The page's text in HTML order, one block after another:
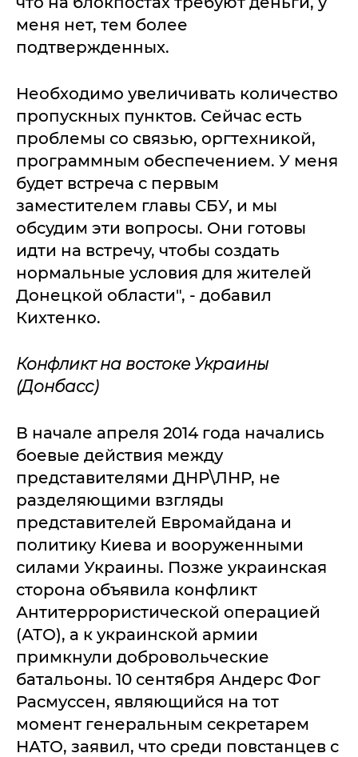
меня нет, тем более
подтвержденных.
Необходимо увеличивать количество
пропускных пунктов. Сейчас есть
проблемы со связью, оргтехникой,
программным обеспечением. У меня
будет встреча с первым
заместителем главы СБУ, и мы
обсудим эти вопросы. Они готовы
идти на встречу, чтобы создать
нормальные условия для жителей
Донецкой области", - добавил
Кихтенко.
Конфликт на востоке Украины
(Донбасс)
В начале апреля 2014 года начались
боевые действия между
представителями ДНР\ЛНР, не
разделяющими взгляды
представителей Евромайдана и
политику Киева и вооруженными
силами Украины. Позже украинская
сторона объявила конфликт
Антитеррористической операцией
(АТО), а к украинской армии
примкнули добровольческие
батальоны. 10 сентября Андерс Фог
Расмуссен, являющийся на тот
момент генеральным секретарем
НАТО, заявил, что среди повстанцев с